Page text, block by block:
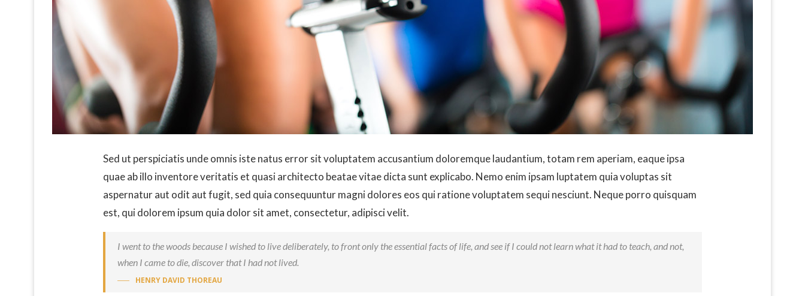
Sed ut perspiciatis unde omnis iste natus error sit voluptatem accusantium doloremque laudantium, totam rem aperiam, eaque ipsa
quae ab illo inventore veritatis et quasi architecto beatae vitae dicta sunt explicabo. Nemo enim ipsam luptatem quia voluptas sit
aspernatur aut odit aut fugit, sed quia consequuntur magni dolores eos qui ratione voluptatem sequi nesciunt. Neque porro quisquam
est, qui dolorem ipsum quia dolor sit amet, consectetur, adipisci velit.
I went to the woods because I wished to live deliberately, to front only the essential facts of life, and see if I could not learn what it had to teach, and not,
when I came to die, discover that I had not lived.
HENRY DAVID THOREAU